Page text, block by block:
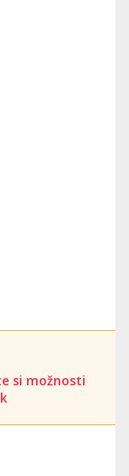
si možnosti